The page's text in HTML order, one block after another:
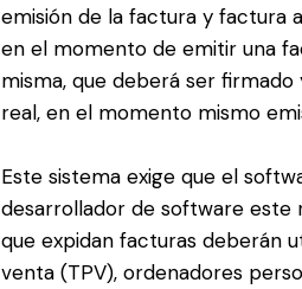
emisión de la factura y factura
en el momento de emitir una
misma, que deberá ser
real, en el momento mismo
Este sistema exige que el
desarrollador de software este
que expidan facturas deberán
venta (TPV), ordenadores